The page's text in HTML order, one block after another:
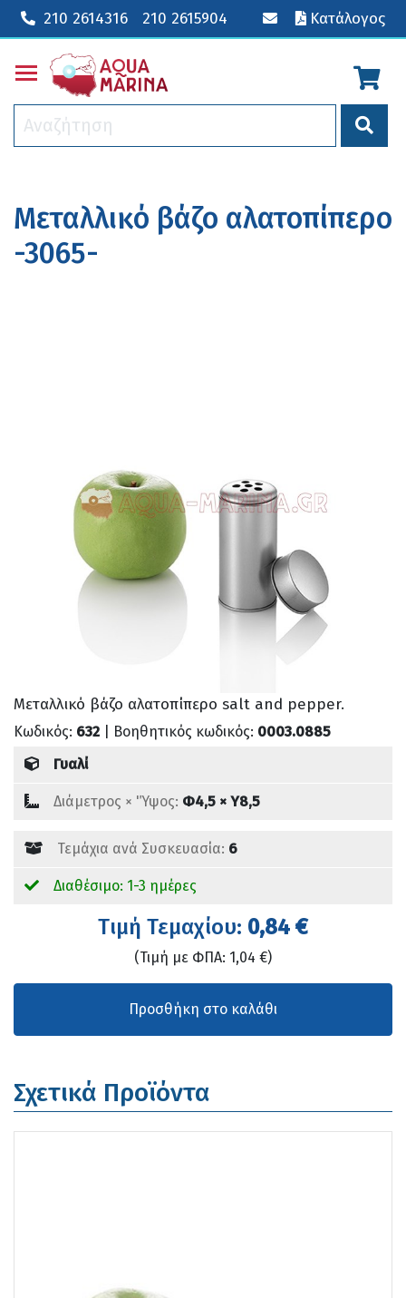
210 2614316 210 2615904 Κατάλογος
Toggle main menu visibility
Μεταλλικό βάζο αλατοπίπερο
-3065-
Μεταλλικό βάζο αλατοπίπερο salt and pepper.
Κωδικός: 632 | Βοηθητικός κωδικός: 0003.0885
Γυαλί
Διάμετρος × 'Ύψος: Φ4,5 × Υ8,5
Τεμάχια ανά Συσκευασία: 6
Διαθέσιμο: 1-3 ημέρες
Tιμή Τεμαχίου: 0,84 €
(Τιμή με ΦΠΑ: 1,04 €)
Σχετικά Προϊόντα